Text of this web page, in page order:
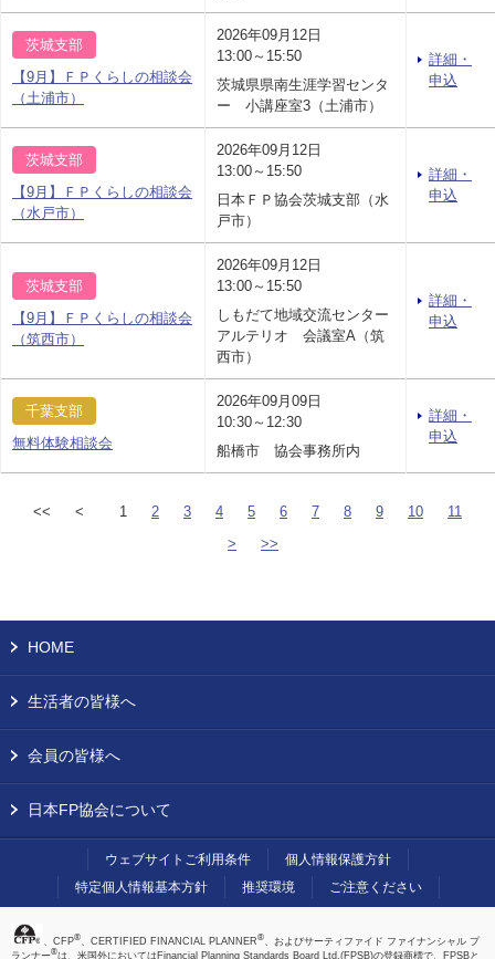
茨城支部
【9月】ＦＰくらしの相談会
（土浦市）
2026年09月12日
13:00～15:50
茨城県県南生涯学習センタ
ー 小講座室3（土浦市）
詳細・
申込
茨城支部
【9月】ＦＰくらしの相談会
（水戸市）
2026年09月12日
13:00～15:50
日本ＦＰ協会茨城支部（水
戸市）
詳細・
申込
茨城支部
【9月】ＦＰくらしの相談会
（筑西市）
2026年09月12日
13:00～15:50
しもだて地域交流センター
アルテリオ 会議室A（筑
西市）
詳細・
申込
千葉支部
無料体験相談会
2026年09月09日
10:30～12:30
船橋市 協会事務所内
詳細・
申込
<< < 1 2 3 4 5 6 7 8 9 10
11
>
>>
HOME
生活者の皆様へ
会員の皆様へ
日本FP協会について
ウェブサイトご利用条件
個人情報保護方針
特定個人情報基本方針
推奨環境 ご注意ください
、CFP®、CERTIFIED FINANCIAL PLANNER®、およびサーティファイド ファイナンシャル プ
ランナー®は、米国外においてはFinancial Planning Standards Board Ltd.(FPSB)の登録商標で、FPSBと